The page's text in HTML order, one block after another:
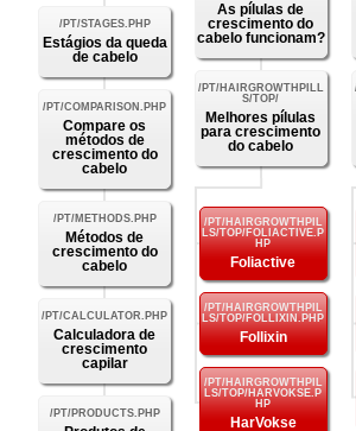
Estágios da queda
de cabelo
Compare os
métodos de
crescimento do
cabelo
Métodos de
crescimento do
cabelo
Calculadora de
crescimento
capilar
As pílulas de
crescimento do
cabelo funcionam?
Melhores pílulas
para crescimento
do cabelo
Foliactive
Follixin
HarVokse